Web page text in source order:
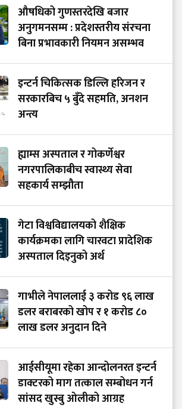
औषधिको गुणस्तरदेखि बजार
अनुगमनसम्म : प्रदेशस्तरीय संरचना
बिना प्रभावकारी नियमन असम्भव
इन्टर्न चिकित्सक डिल्लि हरिजन र
सरकारबिच ५ बुँदे सहमति, अनशन
अन्त्य
ह्याम्स अस्पताल र गोकर्णेश्वर
नगरपालिकाबीच स्वास्थ्य सेवा
सहकार्य सम्झौता
गेटा विश्वविद्यालयको शैक्षिक
कार्यक्रमका लागि चारवटा प्रादेशिक
अस्पताल दिइनुको अर्थ
गाभीले नेपाललाई ३ करोड ९६ लाख
डलर बराबरको खोप र १ करोड ८०
लाख डलर अनुदान दिने
आईसीयूमा रहेका आन्दोलनरत इन्टर्न
डाक्टरको माग तत्काल सम्बोधन गर्न
सांसद खुस्बु ओलीको आग्रह